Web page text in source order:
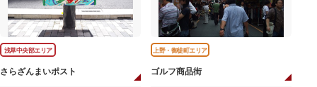
浅草中央部エリア
さらざんまいポスト
上野・御徒町エリア
ゴルフ商品街